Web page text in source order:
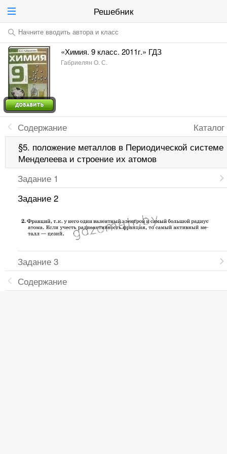
Решебник
Начните вводить автора и класс
«Химия. 9 класс. 2011г.» ГДЗ
Габриелян О. С.
Каталог
Содержание
§5. положение металлов в Периодической системе
Менделеева и строение их атомов
Задание 1
Задание 2
Задание 3
Содержание